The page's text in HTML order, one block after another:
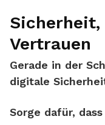
Sicherheit,
Vertrauen
Gerade in der
digitale
Sorge dafür,